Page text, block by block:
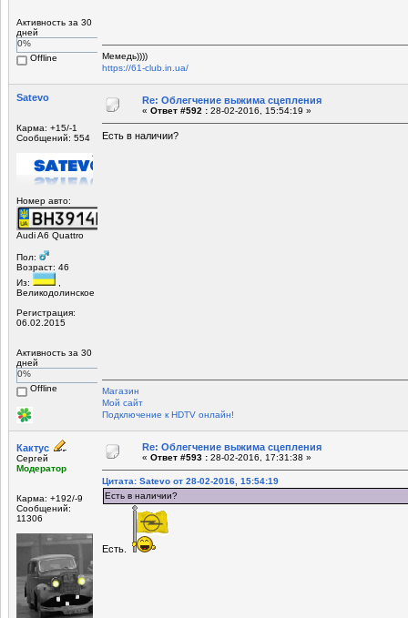
Активность за 30
дней
0%
Offline
Мемедь))))
https://61-club.in.ua/
Satevo
Карма: +15/-1
Сообщений: 554
Номер авто:
Audi A6 Quattro
Пол:
Возраст: 46
Из:
,
Великодолинское
Регистрация:
06.02.2015
Активность за 30
дней
0%
Offline
Re: Облегчение выжима сцепления
« Ответ #592 : 28-02-2016, 15:54:19 »
Есть в наличии?
Магазин
Мой сайт
Подключение к HDTV онлайн!
Кактус
Сергей
Модератор
Карма: +192/-9
Сообщений:
11306
Re: Облегчение выжима сцепления
« Ответ #593 : 28-02-2016, 17:31:38 »
Цитата: Satevo от 28-02-2016, 15:54:19
Есть в наличии?
Есть.